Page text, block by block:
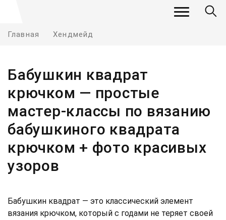
Главная Хендмейд
Бабушкин квадрат
крючком — простые
мастер-классы по вязанию
бабушкиного квадрата
крючком + фото красивых
узоров
Бабушкин квадрат — это классический элемент
вязания крючком, который с годами не теряет своей